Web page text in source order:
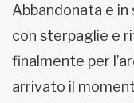
Abbandonata e
con sterpaglie e
finalmente per
arrivato il